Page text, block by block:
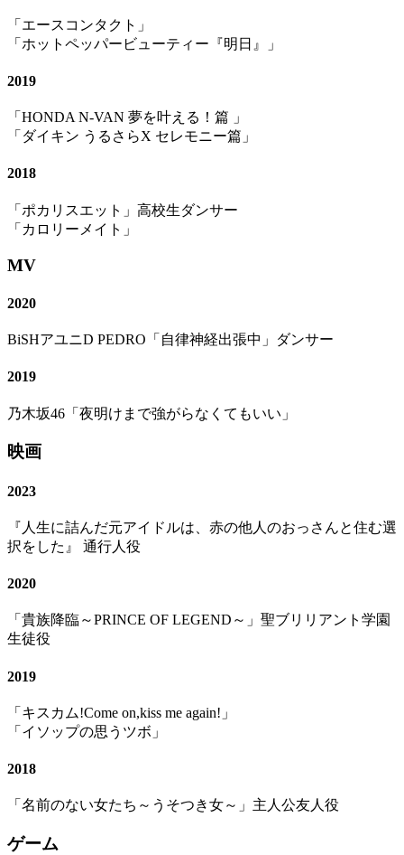
「エースコンタクト」
「ホットペッパービューティー『明日』」
2019
「HONDA N-VAN 夢を叶える！篇 」
「ダイキン うるさらX セレモニー篇」
2018
「ポカリスエット」高校生ダンサー
「カロリーメイト」
MV
2020
BiSHアユニD PEDRO「自律神経出張中」ダンサー
2019
乃木坂46「夜明けまで強がらなくてもいい」
映画
2023
『人生に詰んだ元アイドルは、赤の他人のおっさんと住む選
択をした』 通行人役
2020
「貴族降臨～PRINCE OF LEGEND～」聖ブリリアント学園
生徒役
2019
「キスカム!Come on,kiss me again!」
「イソップの思うツボ」
2018
「名前のない女たち～うそつき女～」主人公友人役
ゲーム